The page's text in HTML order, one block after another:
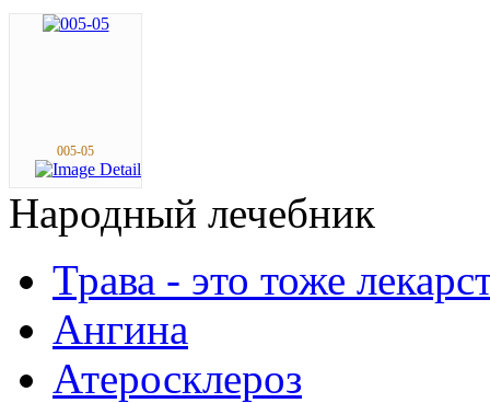
005-05
Народный лечебник
Трава - это тоже
Ангина
Атеросклероз